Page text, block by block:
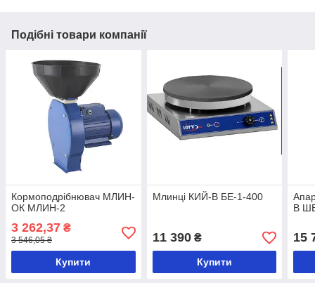
Подібні товари компанії
Кормоподрібнювач МЛИН-
ОК МЛИН-2
3 262,37 ₴
3 546,05 ₴
Купити
Млинці КИЙ-В БЕ-1-400
11 390₴
Купити
В
15